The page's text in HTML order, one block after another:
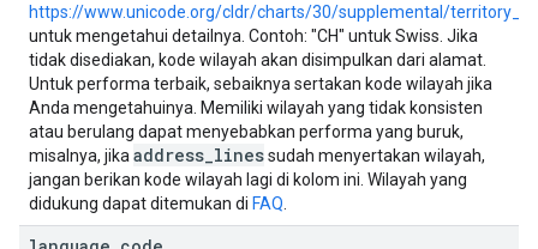
https://www.unicode.org/cldr/charts/30/supplemental/
untuk mengetahui detailnya. Contoh: "CH" untuk Swiss. Jika
tidak disediakan, kode wilayah akan disimpulkan dari alamat.
Untuk performa terbaik, sebaiknya sertakan kode wilayah jika
Anda mengetahuinya. Memiliki wilayah yang tidak konsisten
atau berulang dapat menyebabkan performa yang buruk,
misalnya, jika address_linessudah menyertakan wilayah,
jangan berikan kode wilayah lagi di kolom ini. Wilayah yang
didukung dapat ditemukan di FAQ